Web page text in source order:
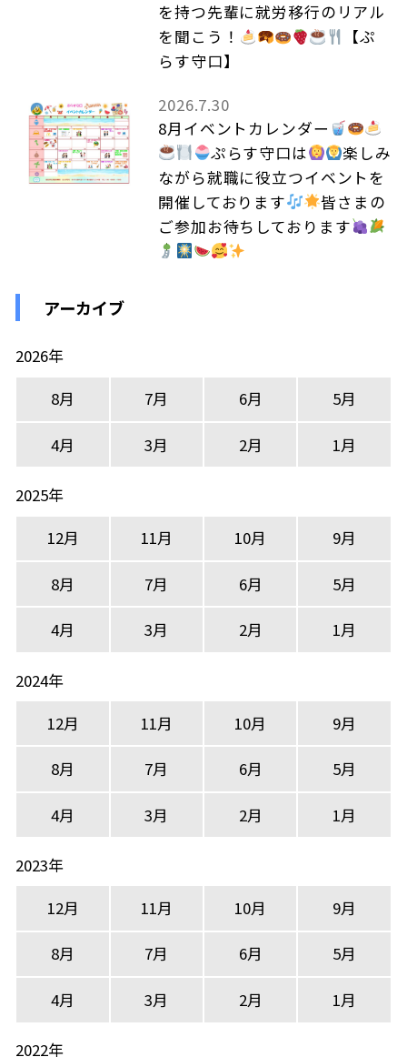
を持つ先輩に就労移行のリアル
を聞こう！
【ぷ
らす守口】
2026.7.30
8月イベントカレンダー
ぷらす守口は
楽しみ
ながら就職に役立つイベントを
開催しております
皆さまの
ご参加お待ちしております
アーカイブ
2026年
8月
7月 6月 5月
4月 3月 2月 1月
2025年
12月
11月 10月 9月
8月 7月 6月 5月
4月 3月 2月 1月
2024年
12月
11月 10月 9月
8月 7月 6月 5月
4月 3月 2月 1月
2023年
12月
11月 10月 9月
8月 7月 6月 5月
4月 3月 2月 1月
2022年